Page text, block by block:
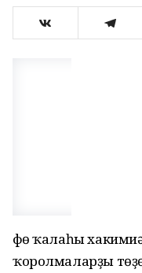
Өфө ҡалаһы
ҡоролмаларҙы